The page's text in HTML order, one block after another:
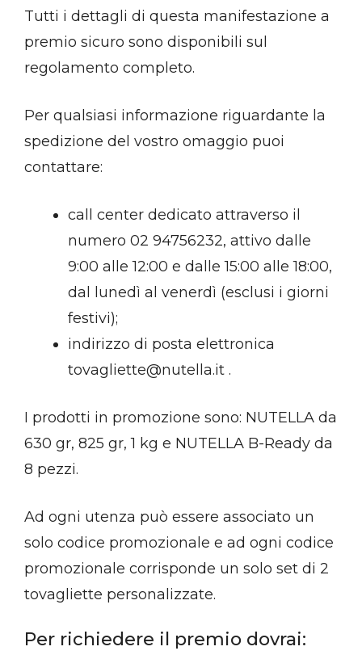
Tutti i dettagli di questa manifestazione a
premio sicuro sono disponibili sul
regolamento completo.
Per qualsiasi informazione riguardante la
spedizione del vostro omaggio puoi
contattare:
call center dedicato attraverso il
numero 02 94756232, attivo dalle
9:00 alle 12:00 e dalle 15:00 alle 18:00,
dal lunedì al venerdì (esclusi i giorni
festivi);
indirizzo di posta elettronica
tovagliette@nutella.it .
I prodotti in promozione sono: NUTELLA da
630 gr, 825 gr, 1 kg e NUTELLA B-Ready da
8 pezzi.
Ad ogni utenza può essere associato un
solo codice promozionale e ad ogni codice
promozionale corrisponde un solo set di 2
tovagliette personalizzate.
Per richiedere il premio dovrai: